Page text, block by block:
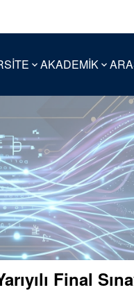
AKADEMİK
Final